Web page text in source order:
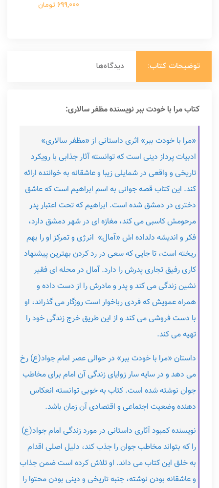
699,000 تومان
توضیحات کتاب: دیدگاه‌ها
کتاب مرا با خودت ببر نویسنده مظفر سالاری:
«مرا با خودت ببر» اثری داستانی از «مظفر سالاری»
ادبیات پرداز دینی است که توانسته آثار جذابی با رویکرد
تاریخی و واقعی در شمایلی زیبا و عاشقانه به خواننده ارائه
کند. این کتاب قصه جوانی به اسم ابراهیم است که عاشق
دختری در دمشق شده است. ابراهیم که تحت اعتبار پدر
مرحومش کاسبی می کند، مغازه ای در شهر دمشق دارد،
فکر و اندیشه دلداده اش «آمال» انرژی و تمرکز او را بهم
ریخته است، تا جایی که سعی در رد کردن بهترین پیشنهاد
کاری رفیق تجاری پدرش را دارد. آمال در محله ای فقیر
نشین زندگی می کند و پدر و مادرش را از دست داده و
همراه عمویش که فردی رباخوار است روزگار می گذراند، او
با دست فروشی می کند و از این طریق خرج زندگی خود را
تهیه می کند.
داستان «مرا با خودت ببر» در حوالی عصر امام جواد(ع) رخ
می دهد و در سایه سار زوایای زندگی آن امام برای مخاطب
جوان نوشته شده است. کتاب به خوبی توانسته انعکاس
دهنده وضعیت اجتماعی و اقتصادی آن زمان باشد.
نویسنده کمبود آثاری داستانی در مورد زندگی امام جواد(ع)
را که بتواند مخاطب جوان را جذب کند، دلیل اصلی اقدام
به خلق این کتاب می داند. او تلاش کرده است ضمن جذاب
و عاشقانه بودن نوشته، جنبه تاریخی و دینی بودن محتوا را